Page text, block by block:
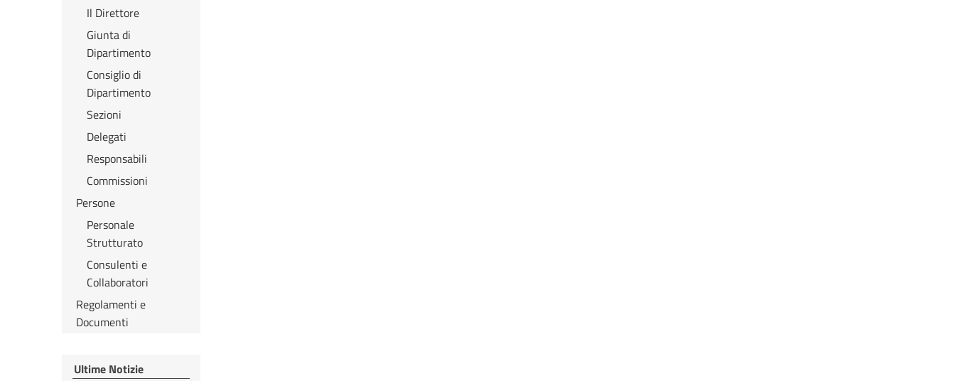
Il Direttore
Giunta di
Dipartimento
Consiglio di
Dipartimento
Sezioni
Delegati
Responsabili
Commissioni
Persone
Personale
Strutturato
Consulenti e
Collaboratori
Regolamenti e
Documenti
Ultime Notizie